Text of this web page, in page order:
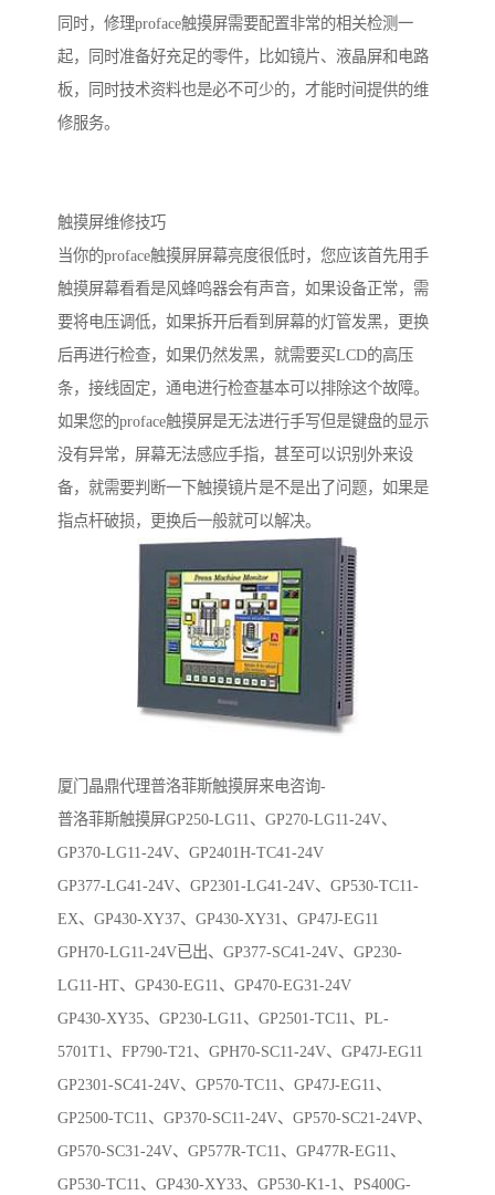
同时，修理proface触摸屏需要配置非常的相关检测一
起，同时准备好充足的零件，比如镜片、液晶屏和电路
板，同时技术资料也是必不可少的，才能时间提供的维
修服务。
触摸屏维修技巧
当你的proface触摸屏屏幕亮度很低时，您应该首先用手
触摸屏幕看看是风蜂鸣器会有声音，如果设备正常，需
要将电压调低，如果拆开后看到屏幕的灯管发黑，更换
后再进行检查，如果仍然发黑，就需要买LCD的高压
条，接线固定，通电进行检查基本可以排除这个故障。
如果您的proface触摸屏是无法进行手写但是键盘的显示
没有异常，屏幕无法感应手指，甚至可以识别外来设
备，就需要判断一下触摸镜片是不是出了问题，如果是
指点杆破损，更换后一般就可以解决。
厦门晶鼎代理普洛菲斯触摸屏来电咨询-
普洛菲斯触摸屏GP250-LG11、GP270-LG11-24V、
GP370-LG11-24V、GP2401H-TC41-24V
GP377-LG41-24V、GP2301-LG41-24V、GP530-TC11-
EX、GP430-XY37、GP430-XY31、GP47J-EG11
GPH70-LG11-24V已出、GP377-SC41-24V、GP230-
LG11-HT、GP430-EG11、GP470-EG31-24V
GP430-XY35、GP230-LG11、GP2501-TC11、PL-
5701T1、FP790-T21、GPH70-SC11-24V、GP47J-EG11
GP2301-SC41-24V、GP570-TC11、GP47J-EG11、
GP2500-TC11、GP370-SC11-24V、GP570-SC21-24VP、
GP570-SC31-24V、GP577R-TC11、GP477R-EG11、
GP530-TC11、GP430-XY33、GP530-K1-1、PS400G-